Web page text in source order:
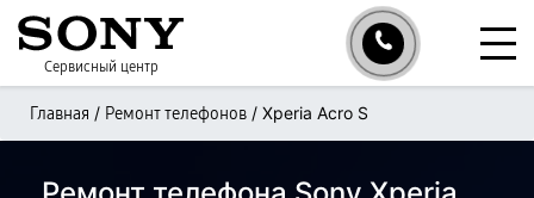
Сервисный центр
Главная / Ремонт телефонов / Xperia Acro S